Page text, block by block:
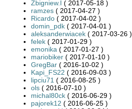
Zbigniew.I ( 2017-05-18 )
ramzes ( 2017-04-27 )
Ricardo ( 2017-04-02 )
domin_pdk ( 2017-04-01 )
aleksanderwiacek ( 2017-03-26 )
felek ( 2017-01-29 )
emonika ( 2017-01-27 )
mariobiker ( 2017-01-10 )
GregBar ( 2016-10-02 )
Kapi_FS22 ( 2016-09-03 )
lipciu71 ( 2016-08-25 )
ols ( 2016-07-10 )
michal80ck ( 2016-06-29 )
pajorek12 ( 2016-06-25 )